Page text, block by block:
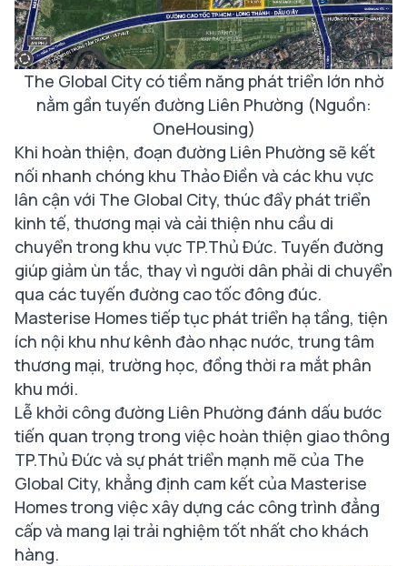
The Global City có tiềm năng phát triển lớn nhờ
nằm gần tuyến đường Liên Phường (Nguồn:
OneHousing)
Khi hoàn thiện, đoạn đường Liên Phường sẽ kết
nối nhanh chóng khu Thảo Điền và các khu vực
lân cận với The Global City, thúc đẩy phát triển
kinh tế, thương mại và cải thiện nhu cầu di
chuyển trong khu vực TP.Thủ Đức. Tuyến đường
giúp giảm ùn tắc, thay vì người dân phải di chuyển
qua các tuyến đường cao tốc đông đúc.
Masterise Homes tiếp tục phát triển hạ tầng, tiện
ích nội khu như kênh đào nhạc nước, trung tâm
thương mại, trường học, đồng thời ra mắt phân
khu mới.
Lễ khởi công đường Liên Phường đánh dấu bước
tiến quan trọng trong việc hoàn thiện giao thông
TP.Thủ Đức và sự phát triển mạnh mẽ của The
Global City, khẳng định cam kết của Masterise
Homes trong việc xây dựng các công trình đẳng
cấp và mang lại trải nghiệm tốt nhất cho khách
hàng.